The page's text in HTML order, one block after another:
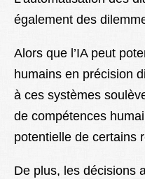
également des
Alors que l’IA peut
humains en précision
à ces systèmes
de compétences
potentielle de certains
De plus, les décisions